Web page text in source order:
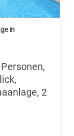
in
2